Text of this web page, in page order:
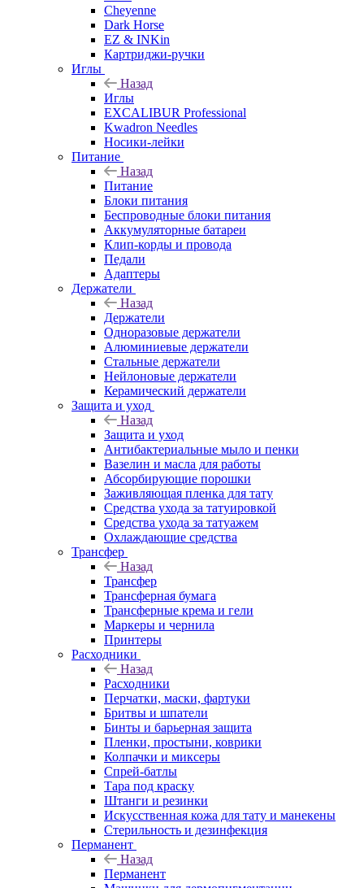
Cheyenne
Dark Horse
EZ & INKin
Картриджи-ручки
Иглы
Назад
Иглы
EXCALIBUR Professional
Kwadron Needles
Носики-лейки
Питание
Назад
Питание
Блоки питания
Беспроводные блоки питания
Аккумуляторные батареи
Клип-корды и провода
Педали
Адаптеры
Держатели
Назад
Держатели
Одноразовые держатели
Алюминиевые держатели
Стальные держатели
Нейлоновые держатели
Керамический держатели
Защита и уход
Назад
Защита и уход
Антибактериальные мыло и пенки
Вазелин и масла для работы
Абсорбирующие порошки
Заживляющая пленка для тату
Средства ухода за татуировкой
Средства ухода за татуажем
Охлаждающие средства
Трансфер
Назад
Трансфер
Трансферная бумага
Трансферные крема и гели
Маркеры и чернила
Принтеры
Расходники
Назад
Расходники
Перчатки, маски, фартуки
Бритвы и шпатели
Бинты и барьерная защита
Пленки, простыни, коврики
Колпачки и миксеры
Спрей-батлы
Тара под краску
Штанги и резинки
Искусственная кожа для тату и манекены
Стерильность и дезинфекция
Перманент
Назад
Перманент